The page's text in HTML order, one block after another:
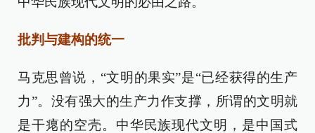
批判与建构的统一
马克思曾说，“文明的果实”是“已经获得的生产
力”。没有强大的生产力作支撑，所谓的文明就
是干瘪的空壳。中华民族现代文明，是中国式